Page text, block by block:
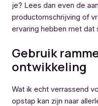
je? Lees dan even de
productomschrijving of
ervaring hebben met dat
Gebruik
ontwikkeling
Wat ik echt verrassend
opstap kan zijn naar